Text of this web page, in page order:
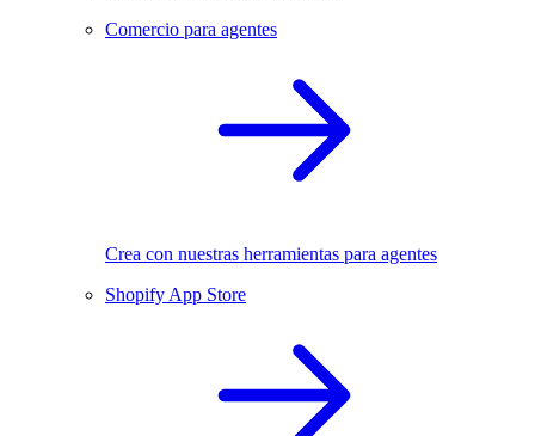
Comercio para agentes
Crea con nuestras herramientas para agentes
Shopify App Store